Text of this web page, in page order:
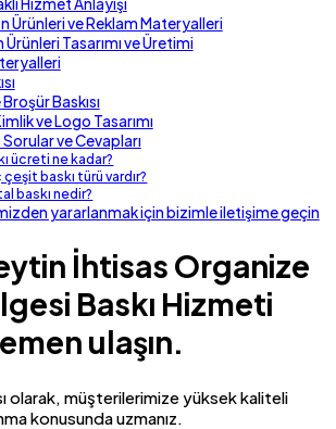
Hizmet Anlayışı
Ürünleri ve Reklam Materyalleri
Tasarımı ve Üretimi
Baskısı
ve Logo Tasarımı
Sorular ve Cevapları
ücreti ne kadar?
çeşit baskı türü vardır?
baskı nedir?
yararlanmak için bizimle iletişime geçin
İhtisas Organize
Baskı Hizmeti
ulaşın.
olarak, müşterilerimize yüksek kaliteli
konusunda uzmanız.